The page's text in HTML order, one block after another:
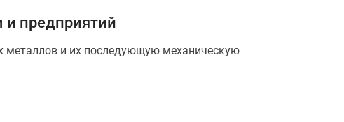
предприятий
металлов и их последующую механическую